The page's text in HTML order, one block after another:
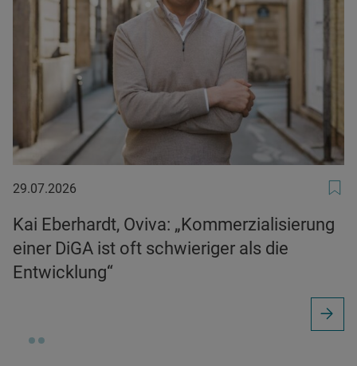
29.07.2026
29.07.2026
Kai Eberhardt, Oviva: „Kommerzialisierung
einer DiGA ist oft schwieriger als die
Entwicklung“